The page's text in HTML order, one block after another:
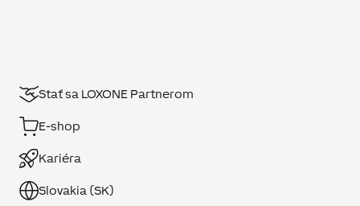
Stať sa LOXONE Partnerom
E-shop
Kariéra
Slovakia (SK)